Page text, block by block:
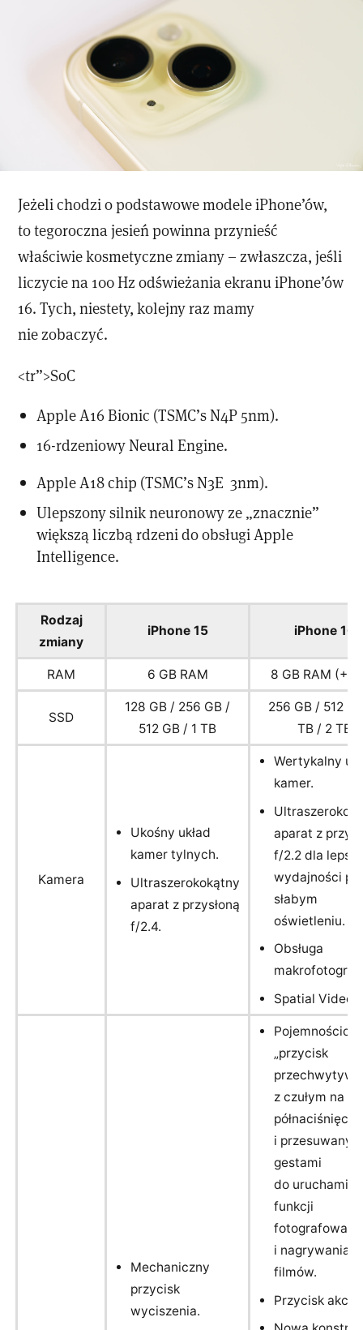
Jeżeli chodzi o podstawowe modele iPhone’ów,
to tegoroczna jesień powinna przynieść
właściwie kosmetyczne zmiany – zwłaszcza, jeśli
liczycie na 100 Hz odświeżania ekranu iPhone’ów
16. Tych, niestety, kolejny raz mamy
nie zobaczyć.
<tr”>SoC
Apple A16 Bionic (TSMC’s N4P 5nm).
16-rdzeniowy Neural Engine.
Apple A18 chip (TSMC’s N3E 3nm).
Ulepszony silnik neuronowy ze „znacznie”
większą liczbą rdzeni do obsługi Apple
Intelligence.
Rodzaj
zmiany
iPhone 15 iPhone 16
RAM 6 GB RAM 8 GB RAM
SSD
128 GB / 256 GB /
512 GB / 1 TB
256 GB / 512
TB / 2 TB
Kamera
Ukośny układ
kamer tylnych.
Ultraszerokokątny
aparat z przysłoną
f/2.4.
Wertykalny
kamer.
aparat z
f/2.2 dla
wydajności
słabym
oświetleniu.
Obsługa
Spatial Video.
Mechaniczny
przycisk
wyciszenia.
„przycisk
z czułym na
i
gestami
do
funkcji
i nagrywania
filmów.
Przycisk akcji.